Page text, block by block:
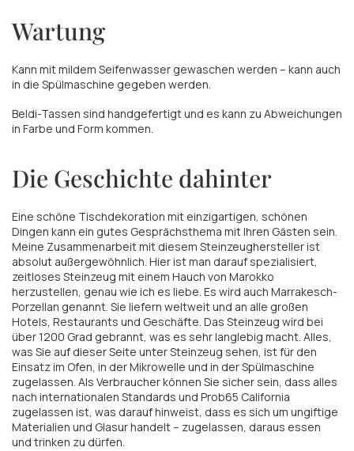
Wartung
Kann mit mildem Seifenwasser gewaschen werden – kann auch
in die Spülmaschine gegeben werden.
Beldi-Tassen sind handgefertigt und es kann zu Abweichungen
in Farbe und Form kommen.
Die Geschichte dahinter
Eine schöne Tischdekoration mit einzigartigen, schönen
Dingen kann ein gutes Gesprächsthema mit Ihren Gästen sein.
Meine Zusammenarbeit mit diesem Steinzeughersteller ist
absolut außergewöhnlich. Hier ist man darauf spezialisiert,
zeitloses Steinzeug mit einem Hauch von Marokko
herzustellen, genau wie ich es liebe. Es wird auch Marrakesch-
Porzellan genannt. Sie liefern weltweit und an alle großen
Hotels, Restaurants und Geschäfte. Das Steinzeug wird bei
über 1200 Grad gebrannt, was es sehr langlebig macht. Alles,
was Sie auf dieser Seite unter Steinzeug sehen, ist für den
Einsatz im Ofen, in der Mikrowelle und in der Spülmaschine
zugelassen. Als Verbraucher können Sie sicher sein, dass alles
nach internationalen Standards und Prob65 California
zugelassen ist, was darauf hinweist, dass es sich um ungiftige
Materialien und Glasur handelt – zugelassen, daraus essen
und trinken zu dürfen.